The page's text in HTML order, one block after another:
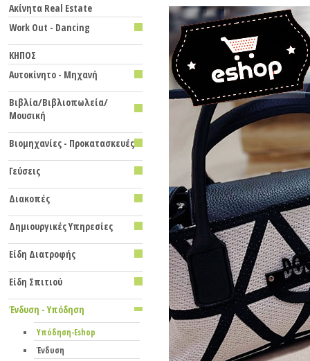
Ακίνητα Real Estate
Work Out - Dancing
KHΠΟΣ
Αυτοκίνητο - Μηχανή
Βιβλία/Βιβλιοπωλεία/
Μουσική
Βιομηχανίες - Προκατασκευές
Γεύσεις
Διακοπές
Δημιουργικές Υπηρεσίες
Είδη Διατροφής
Eίδη Σπιτιού
Ένδυση - Υπόδηση
Υπόδηση-Eshop
Ένδυση